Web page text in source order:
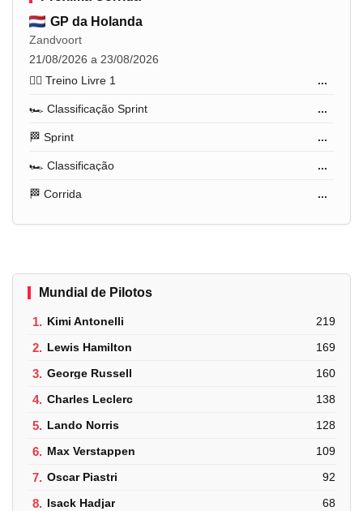
GP da Holanda
Zandvoort
21/08/2026 a 23/08/2026
🏋️‍♂️ Treino Livre 1
...
🏎️ Classificação Sprint ...
🏁 Sprint ...
🏎️ Classificação ...
🏁 Corrida ...
Mundial de Pilotos
1. Kimi Antonelli 219
2. Lewis Hamilton 169
3. George Russell 160
4. Charles Leclerc 138
5. Lando Norris 128
6. Max Verstappen 109
7. Oscar Piastri 92
8. Isack Hadjar 68